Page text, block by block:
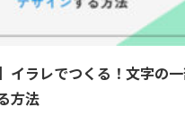
イラレでつくる！文字の
方法